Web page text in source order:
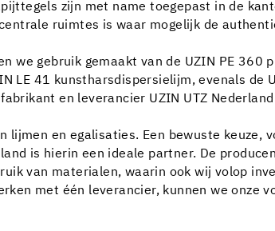
zijn met name toegepast in de
ruimtes is waar mogelijk de
we gebruik gemaakt van de UZIN PE 360
LE 41 kunstharsdispersielijm, evenals de
en leverancier UZIN UTZ
en egalisaties. Een bewuste keuze,
is hierin een ideale partner. De
van materialen, waarin ook wij volop
met één leverancier, kunnen we onze